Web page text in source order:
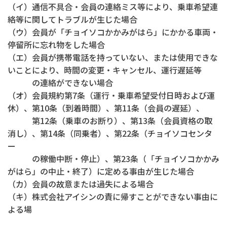
（イ）通信不具合・会員の連絡ミス等により、乗車希望連
絡等に関してトラブルが生じた場合
（ウ）会員が「チョイソコかかみがはら」にかかる車両・
停留所に忘れ物をした場合
（エ）会員が携帯電話を持っていない、または使用できな
いことにより、時間の変更・キャンセル、運行遅延等
の連絡ができない場合
（オ）会員規約第7条（運行・乗車希望受付日時および運
休）、第10条（到着時間）、第11条（会員の遅延）、
第12条（乗車のお断り）、第13条（会員資格の取
消し）、第14条（同乗者）、第22条（チョイソコセンタ
ー
の稼働中断・停止）、第23条（「チョイソコかかみ
がはら」の中止・終了）に定める事由が生じた場合
（カ）会員の故意または過失による場合
（キ）株式会社アイシンの責に帰すことができない事由に
よる場